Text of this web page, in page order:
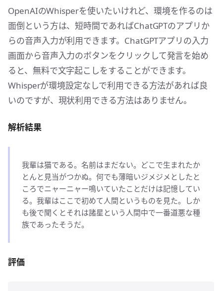
OpenAIのWhisperを使いたいけれど、環境を作るのは
面倒という方は、短時間であればChatGPTのアプリか
らの音声入力が利用できます。ChatGPTアプリの入力
画面から音声入力のボタンをクリックして発言を始め
ると、無料で文字起こしをすることができます。
Whisperが環境設定なしで利用できる方法があれば良
いのですが、現状利用できる方法はありません。
解析結果
我輩は猫である。名前はまだない。どこで生まれたか
とんと見当がつかぬ。何でも薄暗いジメジメとしたと
ころでニャーニャー鳴いていたことだけは記憶してい
る。我輩はここで初めて人間というものを見た。しか
も後で聞くとそれは諸星という人間中で一番道悪な種
族であったそうだ。
評価